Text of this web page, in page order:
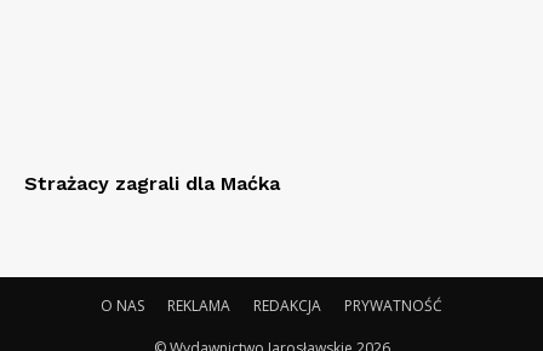
Strażacy zagrali dla Maćka
O NAS REKLAMA REDAKCJA PRYWATNOŚĆ